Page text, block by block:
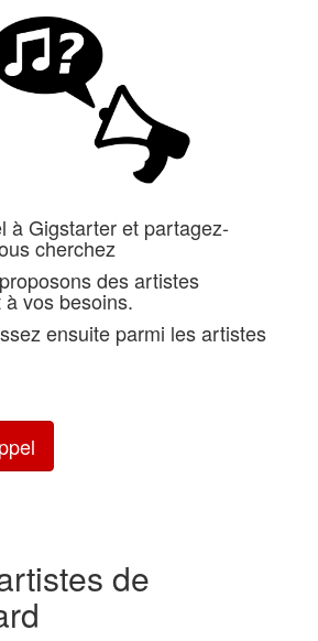
à Gigstarter et partagez-
cherchez
des artistes
vos besoins.
ensuite parmi les artistes
de